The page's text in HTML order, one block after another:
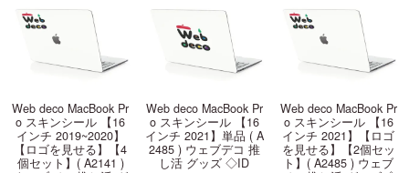
Web deco MacBook Pr
o スキンシール 【16
インチ 2019~2020】
【ロゴを見せる】【4
個セット】( A2141 )
Web deco MacBook Pr
o スキンシール 【16
インチ 2021】単品 ( A
2485 ) ウェブデコ 推
し活 グッズ ◇ID
Web deco MacBook Pr
o スキンシール 【16
インチ 2021】【ロゴ
を見せる】【2個セッ
ト】( A2485 ) ウェブ